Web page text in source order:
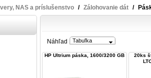
NAS a príslušenstvo / Zálohovanie dát /
Náhľad Tabuľka
HP Ultrium páska, 1600/3200 GB
20ks